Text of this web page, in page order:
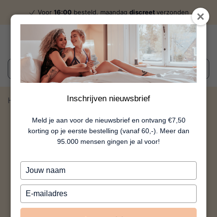
Inschrijven nieuwsbrief
Meld je aan voor de nieuwsbrief en ontvang €7,50
korting op je eerste bestelling (vanaf 60,-). Meer dan
95.000 mensen gingen je al voor!
Typ
je
naam
Typ
je
e-
Voor 16:00 besteld, maandag discreetverzonden
Wat zoek je?
Home